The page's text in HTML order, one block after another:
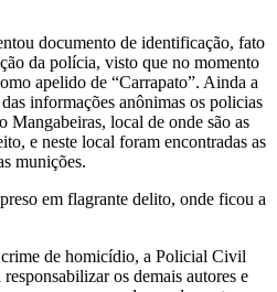
documento de identificação, fato
da polícia, visto que no momento
apelido de “Carrapato”. Ainda a
informações anônimas os policias
Mangabeiras, local de onde são as
e neste local foram encontradas as
munições.
em flagrante delito, onde ficou a
de homicídio, a Policial Civil
os demais autores e